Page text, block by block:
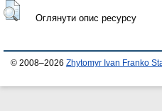
Оглянути опис ресурсу
© 2008–2026 Zhytomyr Ivan Franko